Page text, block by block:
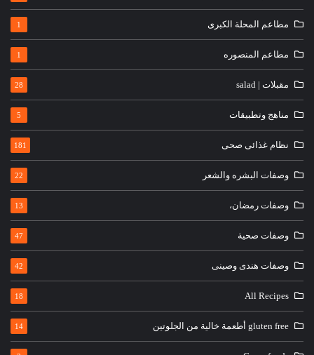
مطاعم المحلة الكبرى 1
مطاعم المنصوره 1
مقبلات | salad 28
مناهج وتطبيقات 5
نظام غذائى صحى 181
وصفات البشره والشعر 22
وصفات رمضان، 13
وصفات صحية 47
وصفات هندى وصينى 42
All Recipes
18
gluten free أطعمة خالية من الجلوتين 14